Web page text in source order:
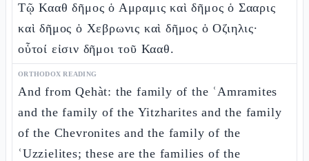
Τῷ Κααθ δῆμος ὁ Αμραμις καὶ δῆμος ὁ Σααρις
καὶ δῆμος ὁ Χεβρωνις καὶ δῆμος ὁ Οζιηλις·
οὗτοί εἰσιν δῆμοι τοῦ Κααθ.
ORTHODOX READING
And from Qehàt: the family of the ʿAmramites
and the family of the Yitzharites and the family
of the Chevronites and the family of the
ʿUzzielites; these are the families of the